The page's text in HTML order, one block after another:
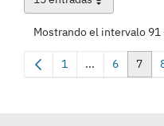
Por página
Mostrando el intervalo
Página
1 ...PáginasPágina
6 7